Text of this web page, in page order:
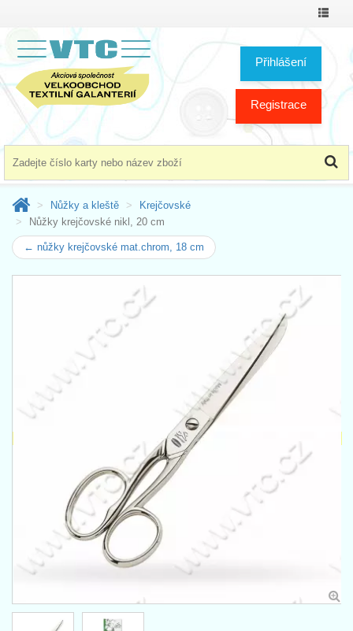
Přihlášení
Registrace
Nůžky a kleště
Krejčovské
Nůžky krejčovské nikl, 20 cm
← nůžky krejčovské mat.chrom, 18 cm